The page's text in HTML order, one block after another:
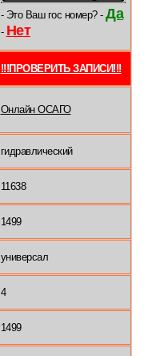
- Это Ваш гос номер? - Да
- Нет
!!!ПРОВЕРИТЬ ЗАПИСИ!!!
Онлайн ОСАГО
гидравлический
11638
1499
универсал
4
1499